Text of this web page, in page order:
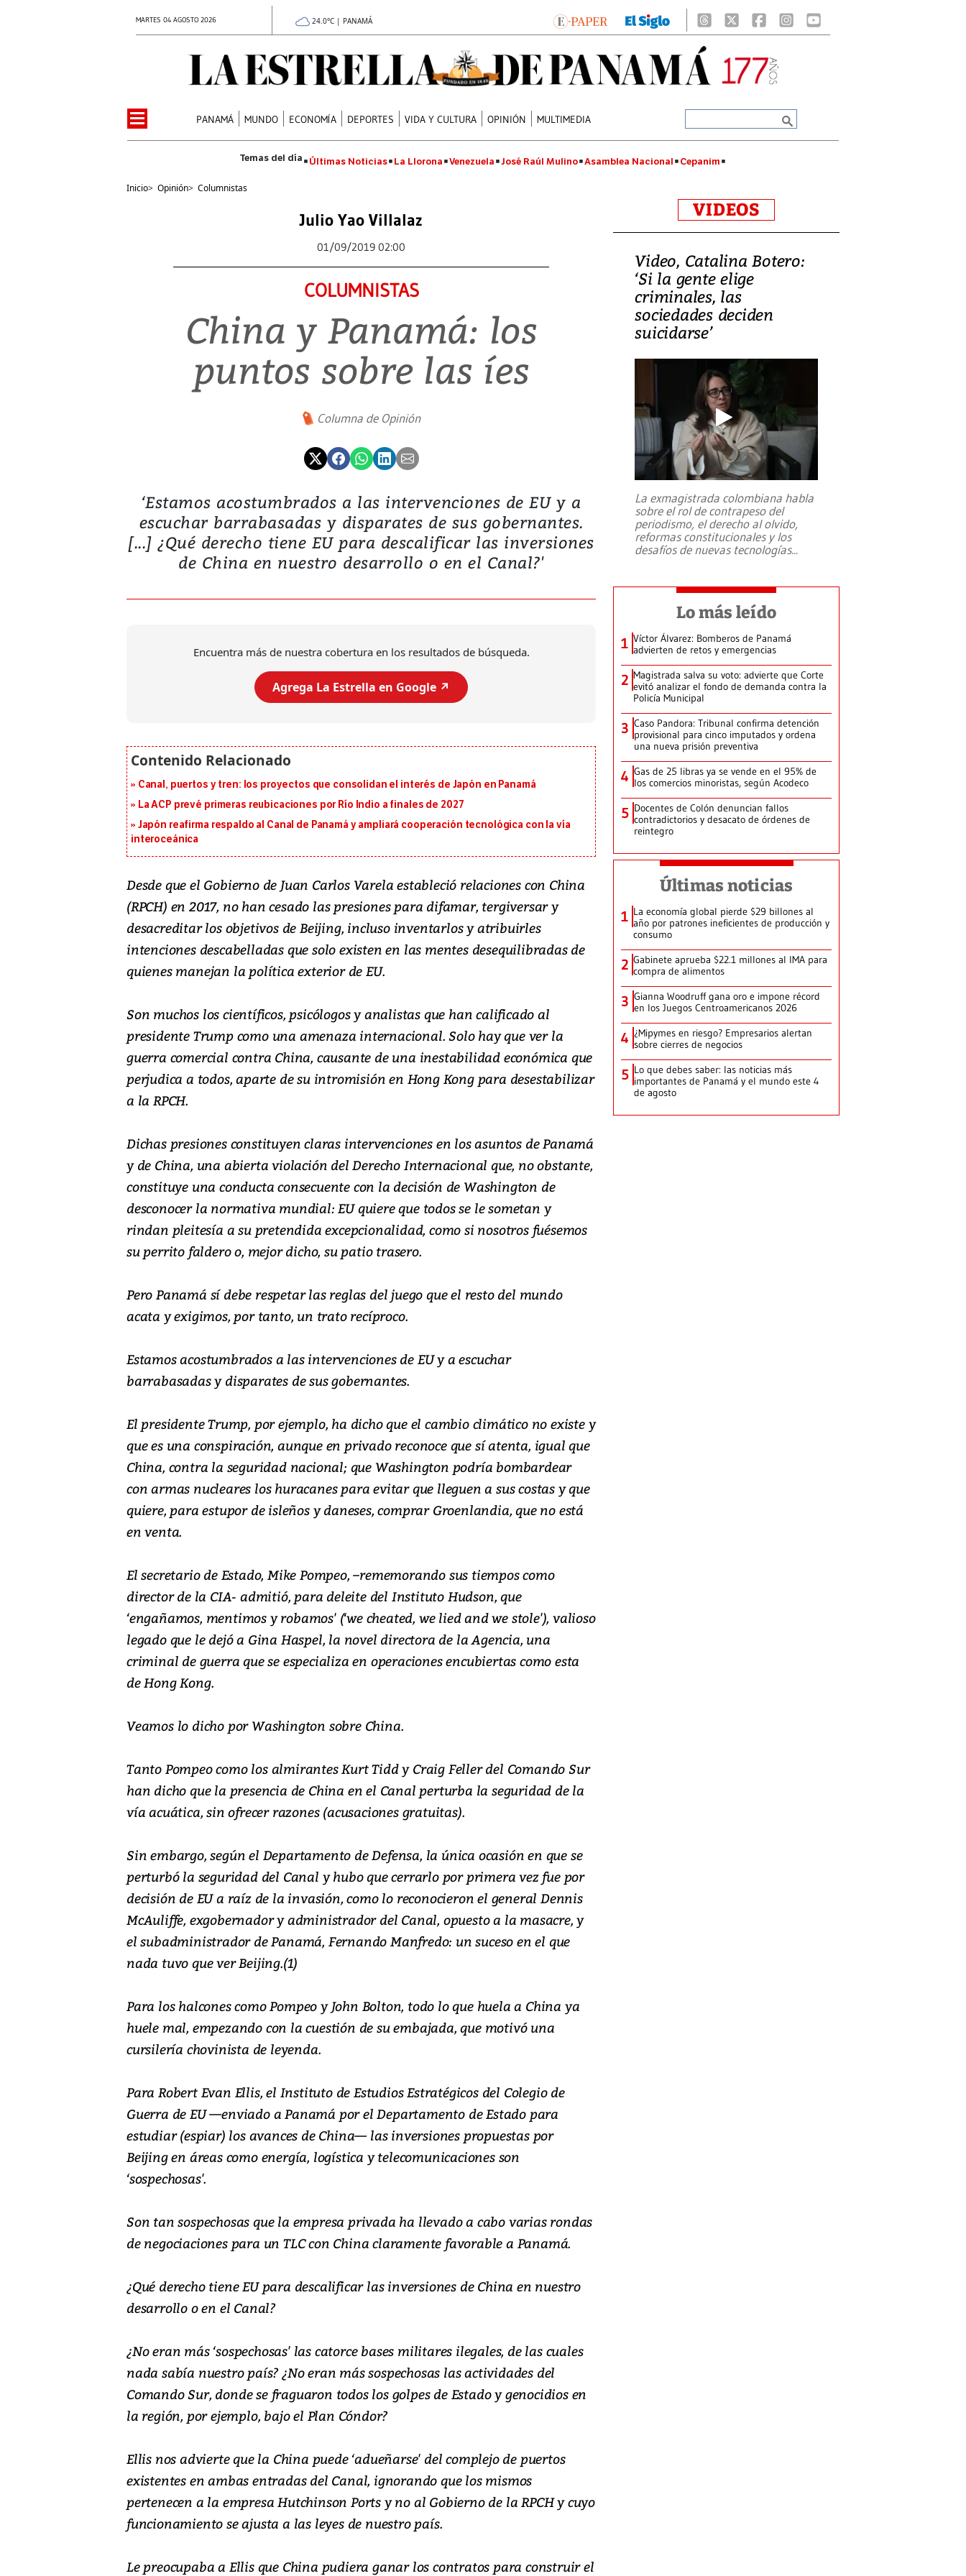
MARTES 04 AGOSTO 2026 24.0°C | PANAMÁ
PANAMÁ MUNDO ECONOMÍA DEPORTES VIDA Y CULTURA OPINIÓN MULTIMEDIA
Últimas Noticias La Llorona Venezuela José Raúl Mulino Asamblea Nacional Cepanim
Inicio> Opinión> Columnistas
Julio Yao Villalaz
01/09/2019 02:00
COLUMNISTAS
China y Panamá: los
puntos sobre las íes
Columna de Opinión
‘Estamos acostumbrados a las intervenciones de EU y a
escuchar barrabasadas y disparates de sus gobernantes.
[...] ¿Qué derecho tiene EU para descalificar las inversiones
de China en nuestro desarrollo o en el Canal?'
Encuentra más de nuestra cobertura en los resultados de búsqueda.
Agrega La Estrella en Google ↗️
Canal, puertos y tren: los proyectos que consolidan el interés de Japón en Panamá
La ACP prevé primeras reubicaciones por Río Indio a finales de 2027
Japón reafirma respaldo al Canal de Panamá y ampliará cooperación tecnológica con la vía
interoceánica
Desde que el Gobierno de Juan Carlos Varela estableció relaciones con China
(RPCH) en 2017, no han cesado las presiones para difamar, tergiversar y
desacreditar los objetivos de Beijing, incluso inventarlos y atribuirles
intenciones descabelladas que solo existen en las mentes desequilibradas de
quienes manejan la política exterior de EU.
Son muchos los científicos, psicólogos y analistas que han calificado al
presidente Trump como una amenaza internacional. Solo hay que ver la
guerra comercial contra China, causante de una inestabilidad económica que
perjudica a todos, aparte de su intromisión en Hong Kong para desestabilizar
a la RPCH.
Dichas presiones constituyen claras intervenciones en los asuntos de Panamá
y de China, una abierta violación del Derecho Internacional que, no obstante,
constituye una conducta consecuente con la decisión de Washington de
desconocer la normativa mundial: EU quiere que todos se le sometan y
rindan pleitesía a su pretendida excepcionalidad, como si nosotros fuésemos
su perrito faldero o, mejor dicho, su patio trasero.
Pero Panamá sí debe respetar las reglas del juego que el resto del mundo
acata y exigimos, por tanto, un trato recíproco.
Estamos acostumbrados a las intervenciones de EU y a escuchar
barrabasadas y disparates de sus gobernantes.
El presidente Trump, por ejemplo, ha dicho que el cambio climático no existe y
que es una conspiración, aunque en privado reconoce que sí atenta, igual que
China, contra la seguridad nacional; que Washington podría bombardear
con armas nucleares los huracanes para evitar que lleguen a sus costas y que
quiere, para estupor de isleños y daneses, comprar Groenlandia, que no está
en venta.
El secretario de Estado, Mike Pompeo, –rememorando sus tiempos como
director de la CIA- admitió, para deleite del Instituto Hudson, que
‘engañamos, mentimos y robamos' (‘we cheated, we lied and we stole'), valioso
legado que le dejó a Gina Haspel, la novel directora de la Agencia, una
criminal de guerra que se especializa en operaciones encubiertas como esta
de Hong Kong.
Veamos lo dicho por Washington sobre China.
Tanto Pompeo como los almirantes Kurt Tidd y Craig Feller del Comando Sur
han dicho que la presencia de China en el Canal perturba la seguridad de la
vía acuática, sin ofrecer razones (acusaciones gratuitas).
Sin embargo, según el Departamento de Defensa, la única ocasión en que se
perturbó la seguridad del Canal y hubo que cerrarlo por primera vez fue por
decisión de EU a raíz de la invasión, como lo reconocieron el general Dennis
McAuliffe, exgobernador y administrador del Canal, opuesto a la masacre, y
el subadministrador de Panamá, Fernando Manfredo: un suceso en el que
nada tuvo que ver Beijing.(1)
Para los halcones como Pompeo y John Bolton, todo lo que huela a China ya
huele mal, empezando con la cuestión de su embajada, que motivó una
cursilería chovinista de leyenda.
Para Robert Evan Ellis, el Instituto de Estudios Estratégicos del Colegio de
Guerra de EU —enviado a Panamá por el Departamento de Estado para
estudiar (espiar) los avances de China— las inversiones propuestas por
Beijing en áreas como energía, logística y telecomunicaciones son
‘sospechosas'.
Son tan sospechosas que la empresa privada ha llevado a cabo varias rondas
de negociaciones para un TLC con China claramente favorable a Panamá.
¿Qué derecho tiene EU para descalificar las inversiones de China en nuestro
desarrollo o en el Canal?
¿No eran más ‘sospechosas' las catorce bases militares ilegales, de las cuales
nada sabía nuestro país? ¿No eran más sospechosas las actividades del
Comando Sur, donde se fraguaron todos los golpes de Estado y genocidios en
la región, por ejemplo, bajo el Plan Cóndor?
Ellis nos advierte que la China puede ‘adueñarse' del complejo de puertos
existentes en ambas entradas del Canal, ignorando que los mismos
pertenecen a la empresa Hutchinson Ports y no al Gobierno de la RPCH y cuyo
funcionamiento se ajusta a las leyes de nuestro país.
Le preocupaba a Ellis que China pudiera ganar los contratos para construir el
VIDEOS
Video, Catalina Botero:
‘Si la gente elige
criminales, las
sociedades deciden
suicidarse’
La exmagistrada colombiana habla
sobre el rol de contrapeso del
periodismo, el derecho al olvido,
reformas constitucionales y los
desafíos de nuevas tecnologías...
Lo más leído
1 Víctor Álvarez: Bomberos de Panamá
advierten de retos y emergencias
2 Magistrada salva su voto: advierte que Corte
evitó analizar el fondo de demanda contra la
Policía Municipal
3 Caso Pandora: Tribunal confirma detención
provisional para cinco imputados y ordena
una nueva prisión preventiva
4 Gas de 25 libras ya se vende en el 95% de
los comercios minoristas, según Acodeco
5 Docentes de Colón denuncian fallos
contradictorios y desacato de órdenes de
reintegro
Últimas noticias
1 La economía global pierde $29 billones al
año por patrones ineficientes de producción y
consumo
2 Gabinete aprueba $22.1 millones al IMA para
compra de alimentos
3 Gianna Woodruff gana oro e impone récord
en los Juegos Centroamericanos 2026
4 ¿Mipymes en riesgo? Empresarios alertan
sobre cierres de negocios
5 Lo que debes saber: las noticias más
importantes de Panamá y el mundo este 4
de agosto